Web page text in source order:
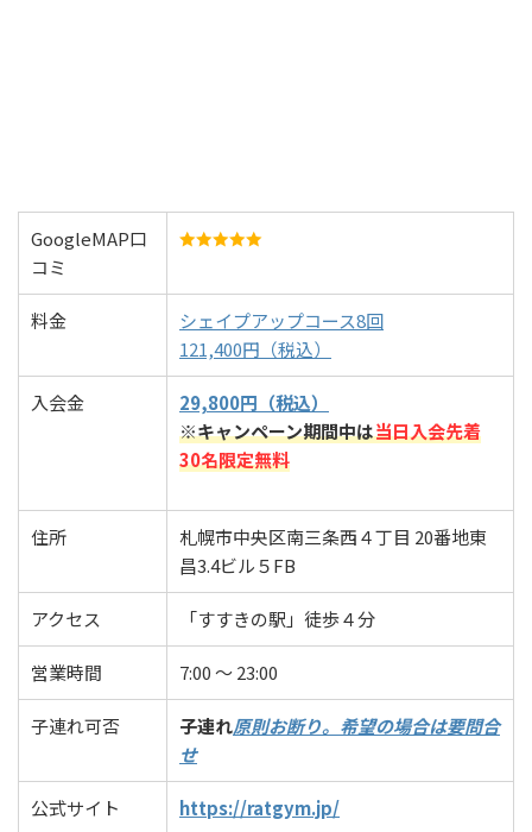
GoogleMAP口
コミ
料金
シェイプアップコース8回
121,400円（税込）
入会金
29,800円（税込）
※キャンペーン期間中は当日入会先着
30名限定無料
住所
札幌市中央区南三条西４丁目 20番地東
昌3.4ビル５FB
アクセス 「すすきの駅」徒歩４分
営業時間 7:00 ～ 23:00
子連れ可否 子連れ原則お断り。希望の場合は要問合
せ
公式サイト https://ratgym.jp/